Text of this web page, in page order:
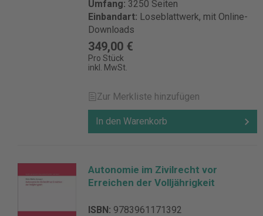
Umfang: 3250 Seiten
Einbandart: Loseblattwerk, mit Online-
Downloads
349,00 €
Pro Stück
inkl. MwSt.
Zur Merkliste hinzufügen
In den Warenkorb
Autonomie im Zivilrecht vor
Erreichen der Volljährigkeit
ISBN: 9783961171392